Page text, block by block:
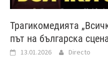
Трагикомедията
път на българска
13.01.2026 Directo